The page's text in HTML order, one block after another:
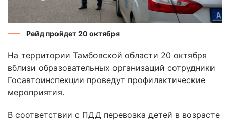
Рейд пройдет 20 октября
На территории Тамбовской области 20 октября
вблизи образовательных организаций сотрудники
Госавтоинспекции проведут профилактические
мероприятия.
В соответствии с ПДД перевозка детей в возрасте